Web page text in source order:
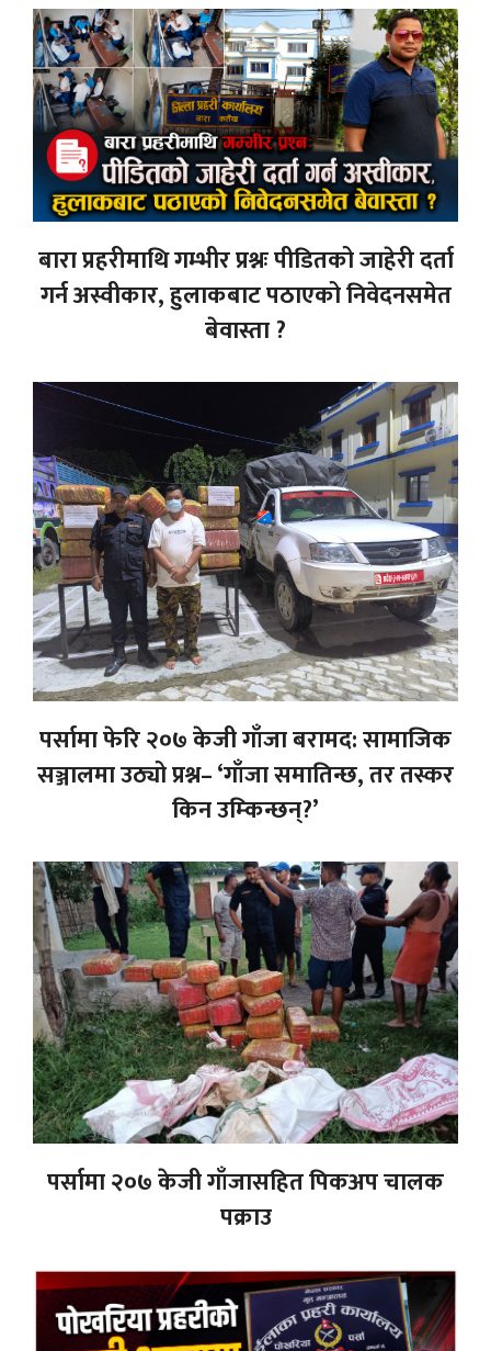
बारा प्रहरीमाथि गम्भीर प्रश्नः पीडितको जाहेरी दर्ता
गर्न अस्वीकार, हुलाकबाट पठाएको निवेदनसमेत
बेवास्ता ?
पर्सामा फेरि २०७ केजी गाँजा बरामद: सामाजिक
सञ्जालमा उठ्यो प्रश्न– ‘गाँजा समातिन्छ, तर तस्कर
किन उम्किन्छन्?’
पर्सामा २०७ केजी गाँजासहित पिकअप चालक
पक्राउ